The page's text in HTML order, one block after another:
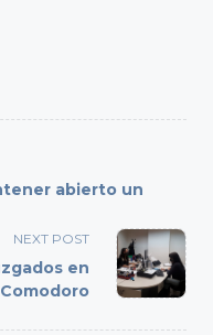
abierto un
NEXT POST
en